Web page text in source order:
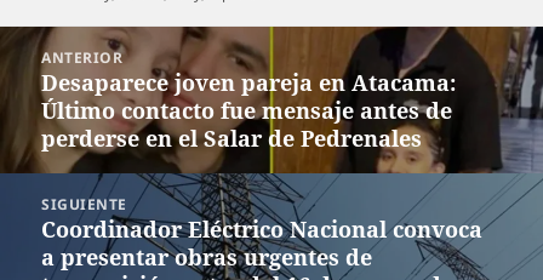
Navegación
entradas
ANTERIOR
Entrada
anterior:
Desaparece joven pareja en Atacama:
Último contacto fue mensaje antes de
perderse en el Salar de Pedrenales
SIGUIENTE
Entrada
siguiente:
Coordinador Eléctrico Nacional convoca
a presentar obras urgentes de